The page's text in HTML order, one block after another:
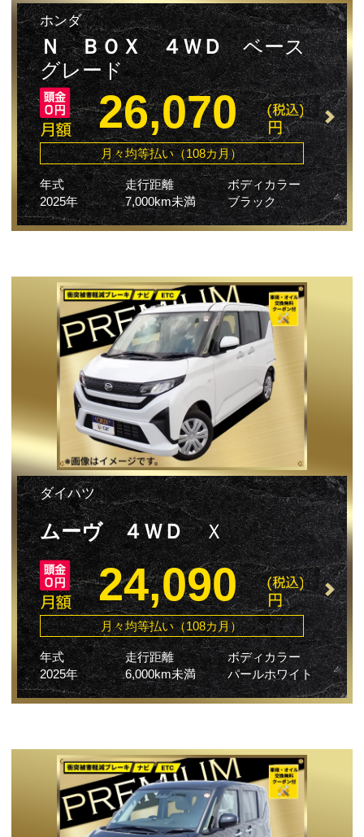
ホンダ
Ｎ ＢＯＸ ４ＷＤベース
グレード
26,070
月々均等払い（108カ月）
年式
2025年
走行距離
7,000km未満
ボディカラー
ブラック
ダイハツ
ムーヴ ４ＷＤＸ
24,090
月々均等払い（108カ月）
年式
2025年
走行距離
6,000km未満
ボディカラー
パールホワイト